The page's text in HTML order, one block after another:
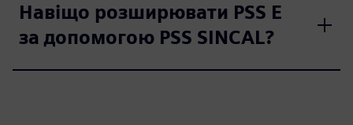
Навіщо розширювати PSS E
за допомогою PSS SINCAL?